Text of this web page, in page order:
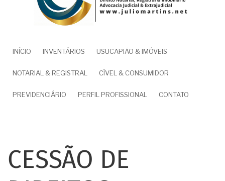
NAVEGAÇÃO
PRINCIPAL
INÍCIO INVENTÁRIOS USUCAPIÃO & IMÓVEIS
NOTARIAL & REGISTRAL CÍVEL & CONSUMIDOR
PREVIDENCIÁRIO PERFIL PROFISSIONAL CONTATO
CESSÃO DE